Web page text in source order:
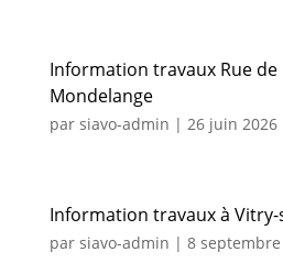
Information travaux Rue de
Mondelange
par siavo-admin | 26 juin 2026
Information travaux à
par siavo-admin | 8 septembre